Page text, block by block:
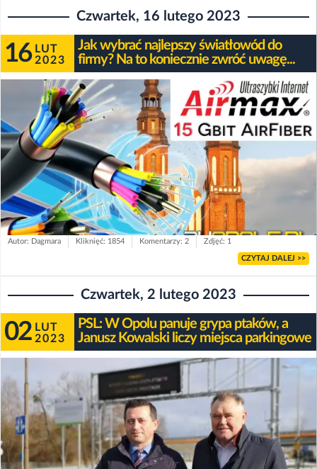
Czwartek, 16 lutego 2023
16 LUT
2023
Jak wybrać najlepszy światłowód do
firmy? Na to koniecznie zwróć uwagę...
Autor: Dagmara Kliknięć: 1854 Komentarzy: 2 Zdjęć: 1
CZYTAJ DALEJ >>
Czwartek, 2 lutego 2023
02 LUT
2023
PSL: W Opolu panuje grypa ptaków, a
Janusz Kowalski liczy miejsca parkingowe